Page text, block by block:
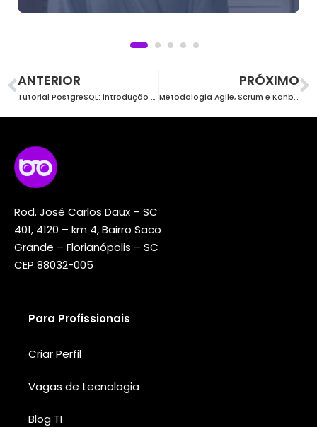
ANTERIOR
Tutorial PostgreSQL: introdução prática ao serviço
PRÓXIMO
Metodologia Agile, Scrum e Kanban: tudo sobre!
Rod. José Carlos Daux – SC
401, 4120 – km 4, Bairro Saco
Grande – Florianópolis – SC
CEP 88032-005
Para Profissionais
Criar Perfil
Vagas de tecnologia
Blog TI